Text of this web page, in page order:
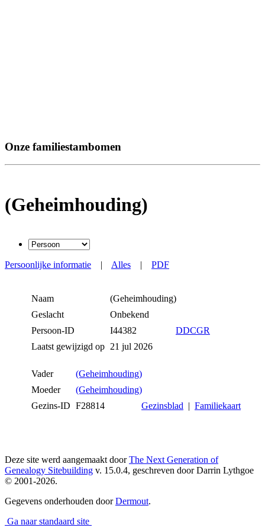
Onze familiestambomen
(Geheimhouding)
Persoonlijke informatie | Alles | PDF
Naam
(Geheimhouding)
Geslacht
Onbekend
Persoon-ID
I44382
DDCGR
Laatst gewijzigd op 21 jul 2026
Vader
(Geheimhouding)
Moeder
(Geheimhouding)
Gezins-ID F28814 Gezinsblad | Familiekaart
Deze site werd aangemaakt doorThe Next Generation of
Genealogy Sitebuilding v. 15.0.4, geschreven door Darrin Lythgoe
© 2001-2026.
Gegevens onderhouden doorDermout.
Ga naar standaard site